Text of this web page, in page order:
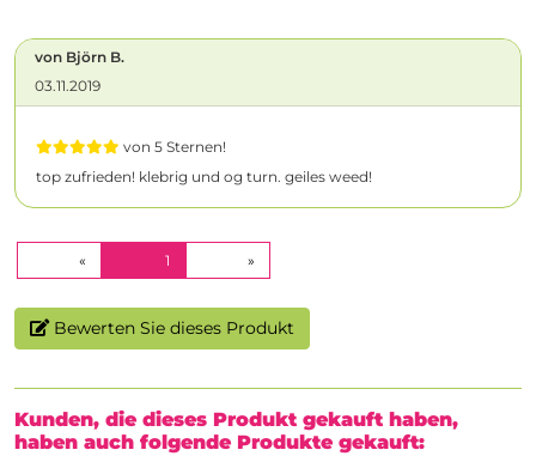
von Björn B.
03.11.2019
von 5 Sternen!
top zufrieden! klebrig und og turn. geiles weed!
« 1 (CURRENT)»
Bewerten Sie dieses Produkt
Kunden, die dieses Produkt gekauft haben,
haben auch folgende Produkte gekauft: